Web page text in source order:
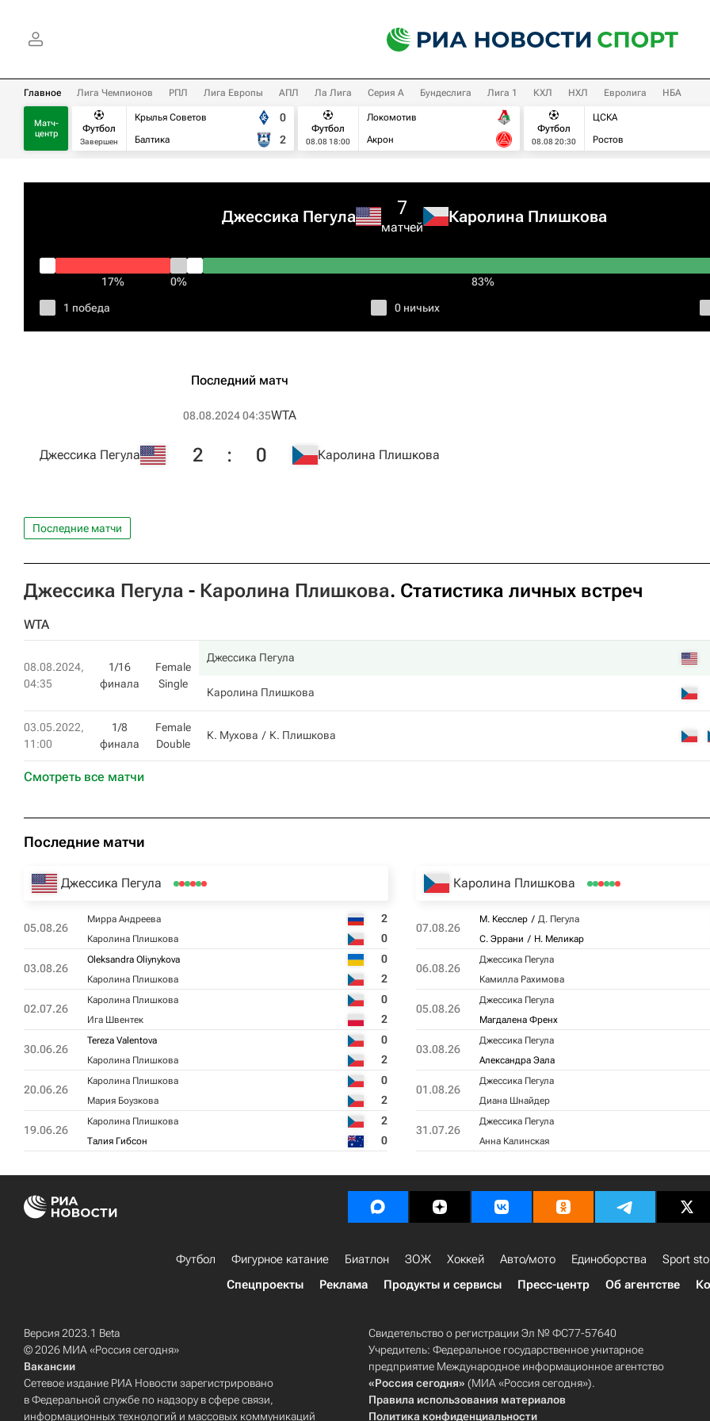
Главное Лига Чемпионов РПЛ Лига Европы АПЛ Ла Лига Серия А Бундеслига Лига 1 КХЛ НХЛ Евролига НБА
Матч-
центр
Футбол
Завершен
Крылья Советов
Балтика
0
2
Футбол
08.08 18:00
Локомотив
Акрон
Футбол
08.08 20:30
ЦСКА
Ростов
Джессика Пегула 7
матчей
Каролина Плишкова
17% 0% 83%
1 победа 0 ничьих
Последний матч
08.08.2024 04:35WTA
Джессика Пегула 2 : 0 Каролина Плишкова
Последние матчи
Джессика Пегула - Каролина Плишкова. Статистика личных встреч
WTA
08.08.2024,
04:35
1/16
финала
Female
Single
Джессика Пегула
Каролина Плишкова
03.05.2022,
11:00
1/8
финала
Female
Double
К. Мухова К. Плишкова
Смотреть все матчи
Последние матчи
Джессика Пегула
05.08.26
Мирра Андреева 2
Каролина Плишкова 0
03.08.26
Oleksandra Oliynykova 0
Каролина Плишкова 2
02.07.26
Каролина Плишкова 0
Ига Швентек 2
30.06.26
Tereza Valentova 0
Каролина Плишкова 2
20.06.26
Каролина Плишкова 0
Мария Боузкова 2
19.06.26
Каролина Плишкова 2
Талия Гибсон 0
Каролина Плишкова
07.08.26
М. Кесслер Д. Пегула
С. Эррани Н. Меликар
06.08.26
Джессика Пегула
Камилла Рахимова
05.08.26
Джессика Пегула
Магдалена Френх
03.08.26
Джессика Пегула
Александра Эала
01.08.26
Джессика Пегула
Диана Шнайдер
31.07.26
Джессика Пегула
Анна Калинская
Футбол Фигурное катание Биатлон ЗОЖ Хоккей Авто/мото Единоборства Sport
Спецпроекты
Реклама Продукты и сервисы Пресс-центр Об агентстве
Версия 2023.1 Beta
© 2026 МИА «Россия сегодня»
Вакансии
Сетевое издание РИА Новости зарегистрировано
в Федеральной службе по надзору в сфере связи,
информационных технологий и массовых коммуникаций
Свидетельство о регистрации Эл № ФС77-57640
Учредитель: Федеральное государственное унитарное
предприятие Международное информационное агентство
«Россия сегодня» (МИА «Россия сегодня»).
Правила использования материалов
Политика конфиденциальности